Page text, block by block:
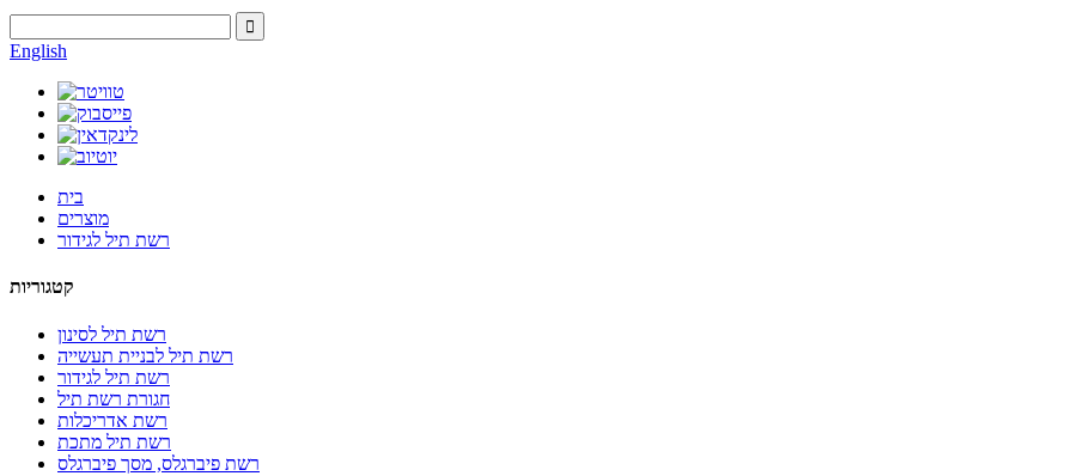
English
בית
מוצרים
רשת תיל לגידור
קטגוריות
רשת תיל לסינון
רשת תיל לבניית תעשייה
רשת תיל לגידור
חגורת רשת תיל
רשת אדריכלות
רשת תיל מתכת
רשת פיברגלס, מסך פיברגלס